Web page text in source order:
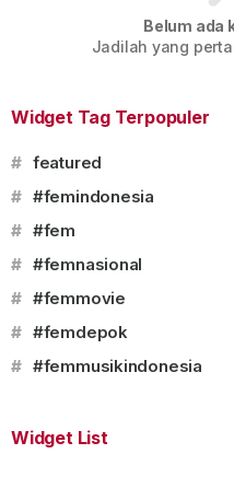
Belum ada
Jadilah yang
Widget Tag Terpopuler
# featured
# #femindonesia
# #fem
# #femnasional
# #femmovie
# #femdepok
# #femmusikindonesia
Widget List